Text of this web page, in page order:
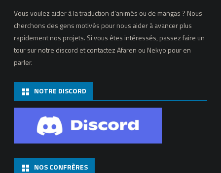
–
04
Vous voulez aider à la traduction d’animés ou de mangas ? Nous
cherchons des gens motivés pour nous aider à avancer plus
rapidement nos projets. Si vous êtes intéressés, passez faire un
tour sur notre discord et contactez Afaren ou Nekyo pour en
parler.
NOTRE DISCORD
NOS CONFRÈRES